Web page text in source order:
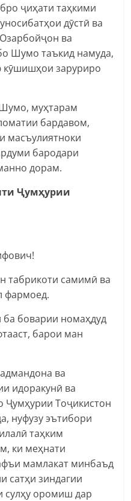
ҷиҳати таҳкими
дӯстӣ ва
ва
Шумо таъкид намуда,
заруриро
муҳтарам
бардавом,
масъулиятноки
бародари
дорам.
Ҷумҳурии
табрикоти самимӣ ва
фармоед.
ба боварии номаҳдуд
барои ман
ва
идоракунӣ ва
Тоҷикистон
нуфузу эътибори
таҳким
ки меҳнати
мамлакат минбаъд
сатҳи зиндагии
сулҳу оромиш дар